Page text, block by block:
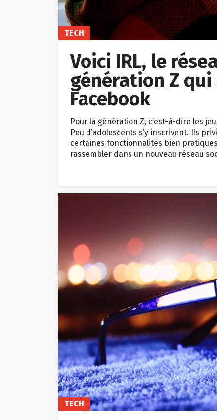
TECH
Voici IRL, le
génération Z
Facebook
Pour la génération Z, c’est-à-dire les
Peu d’adolescents s’y inscrivent. Ils
certaines fonctionnalités bien
rassembler dans un nouveau réseau
TECH